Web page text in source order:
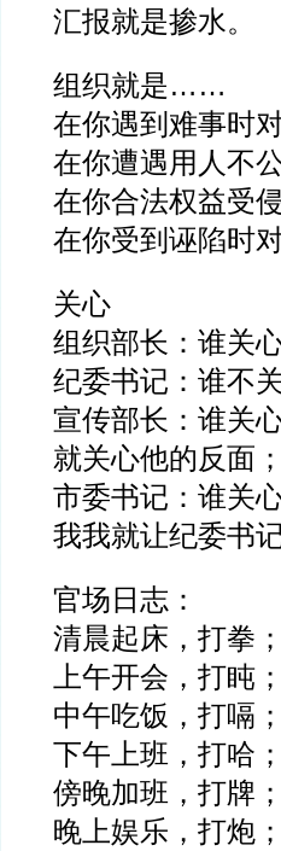
汇报就是掺水。
组织就是……
在你遇到难事时
在你遭遇用人不
在你合法权益受
在你受到诬陷时
关心
组织部长：谁关
纪委书记：谁不
宣传部长：谁关
就关心他的反面；
市委书记：谁关
我我就让纪委书
官场日志：
清晨起床，打拳；
上午开会，打盹；
中午吃饭，打嗝；
下午上班，打哈；
傍晚加班，打牌；
晚上娱乐，打炮；